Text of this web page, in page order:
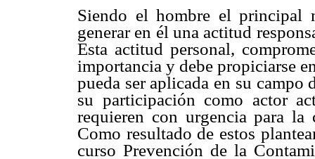
Siendo el hombre el principal
generar en él una actitud
Esta actitud personal,
importancia y debe propiciarse
pueda ser aplicada en su
su participación como actor
requieren con urgencia para la
Como resultado de estos
curso Prevención de la